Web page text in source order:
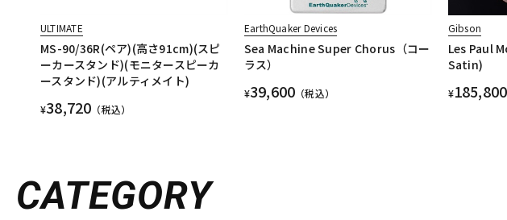
ULTIMATE
MS-90/36R(ペア)(高さ91cm)(スピ
ーカースタンド)(モニタースピーカ
ースタンド)(アルティメイト)
¥38,720 （税込）
EarthQuaker Devices
Sea Machine Super Chorus（コー
ラス）
¥39,600 （税込）
Gibson
Les Paul
Satin)
¥185,800
CATEGORY